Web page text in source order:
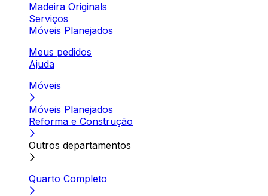
Madeira Originals
Serviços
Móveis Planejados
Meus pedidos
Ajuda
Móveis
Móveis Planejados
Reforma e Construção
Outros departamentos
Quarto Completo